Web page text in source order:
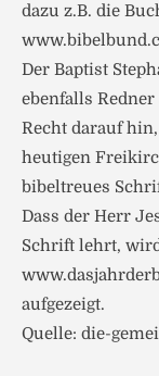
dazu z.B. die
Der Baptist
ebenfalls Redner
Recht darauf
heutigen
bibeltreues
Dass der Herr
Schrift lehrt,
aufgezeigt.
Quelle: die-